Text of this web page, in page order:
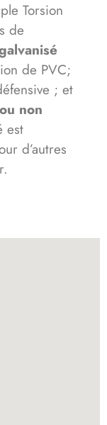
Torsion
de
de PVC;
; et
non
est
d’autres